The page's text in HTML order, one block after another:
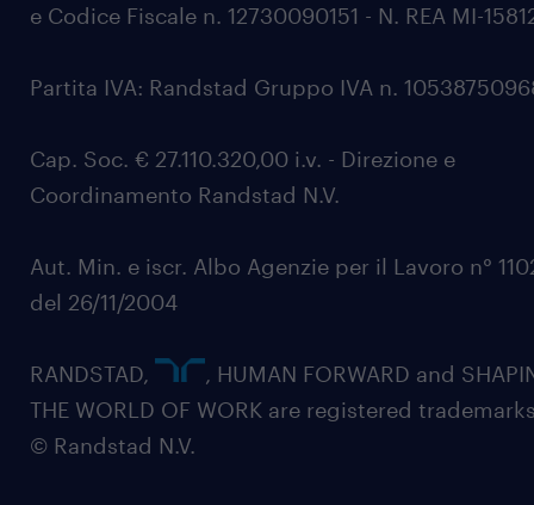
e Codice Fiscale n. 12730090151 - N. REA MI-
Partita IVA: Randstad Gruppo IVA n.
Cap. Soc. € 27.110.320,00 i.v. - Direzione e
Coordinamento Randstad N.V.
Aut. Min. e iscr. Albo Agenzie per il Lavoro n°
del 26/11/2004
RANDSTAD,
, HUMAN FORWARD and
THE WORLD OF WORK are registered
© Randstad N.V.